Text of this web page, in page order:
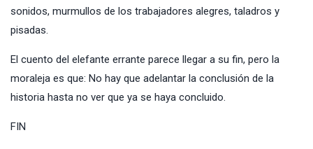
sonidos, murmullos de los trabajadores alegres, taladros y
pisadas.
El cuento del elefante errante parece llegar a su fin, pero la
moraleja es que: No hay que adelantar la conclusión de la
historia hasta no ver que ya se haya concluido.
FIN